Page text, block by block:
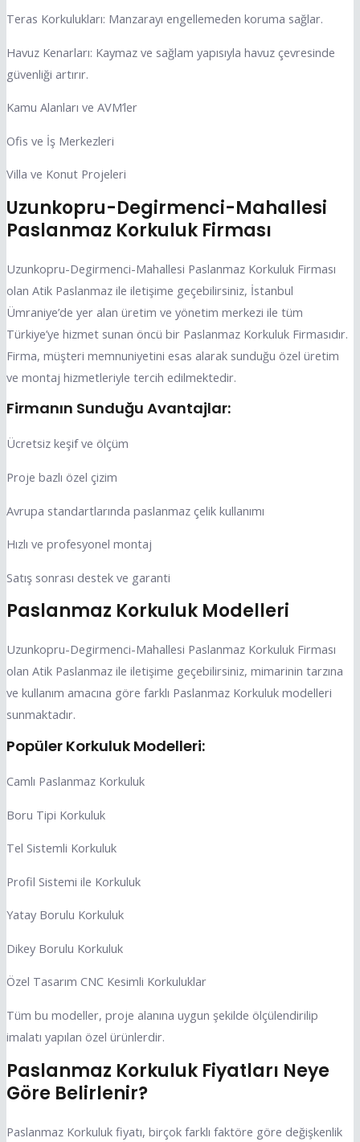
Teras Korkulukları: Manzarayı engellemeden koruma sağlar.
Havuz Kenarları: Kaymaz ve sağlam yapısıyla havuz çevresinde
güvenliği artırır.
Kamu Alanları ve AVM’ler
Ofis ve İş Merkezleri
Villa ve Konut Projeleri
Uzunkopru-Degirmenci-Mahallesi
Paslanmaz Korkuluk Firması
Uzunkopru-Degirmenci-Mahallesi Paslanmaz Korkuluk Firması
olan Atik Paslanmaz ile iletişime geçebilirsiniz, İstanbul
Ümraniye’de yer alan üretim ve yönetim merkezi ile tüm
Türkiye’ye hizmet sunan öncü bir Paslanmaz Korkuluk Firmasıdır.
Firma, müşteri memnuniyetini esas alarak sunduğu özel üretim
ve montaj hizmetleriyle tercih edilmektedir.
Firmanın Sunduğu Avantajlar:
Ücretsiz keşif ve ölçüm
Proje bazlı özel çizim
Avrupa standartlarında paslanmaz çelik kullanımı
Hızlı ve profesyonel montaj
Satış sonrası destek ve garanti
Paslanmaz Korkuluk Modelleri
Uzunkopru-Degirmenci-Mahallesi Paslanmaz Korkuluk Firması
olan Atik Paslanmaz ile iletişime geçebilirsiniz, mimarinin tarzına
ve kullanım amacına göre farklı Paslanmaz Korkuluk modelleri
sunmaktadır.
Popüler Korkuluk Modelleri:
Camlı Paslanmaz Korkuluk
Boru Tipi Korkuluk
Tel Sistemli Korkuluk
Profil Sistemi ile Korkuluk
Yatay Borulu Korkuluk
Dikey Borulu Korkuluk
Özel Tasarım CNC Kesimli Korkuluklar
Tüm bu modeller, proje alanına uygun şekilde ölçülendirilip
imalatı yapılan özel ürünlerdir.
Paslanmaz Korkuluk Fiyatları Neye
Göre Belirlenir?
Paslanmaz Korkuluk fiyatı, birçok farklı faktöre göre değişkenlik